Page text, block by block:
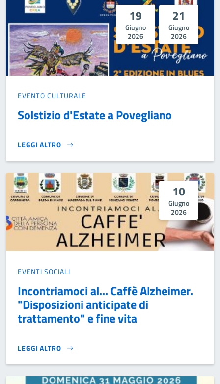
19
Giugno
2026
21
Giugno
2026
EVENTO CULTURALE
Solstizio d'Estate a Povegliano
LEGGI ALTRO
SOLSTIZIO D'ESTATE A POVEGLIANO}
10
Giugno
2026
EVENTI SOCIALI
Incontriamoci al... Caffè Alzheimer.
"Disposizioni anticipate di
trattamento" e fine vita
LEGGI ALTRO
INCONTRIAMOCI AL... CAFFÈ ALZHEIMER. "DISPOSIZIONI